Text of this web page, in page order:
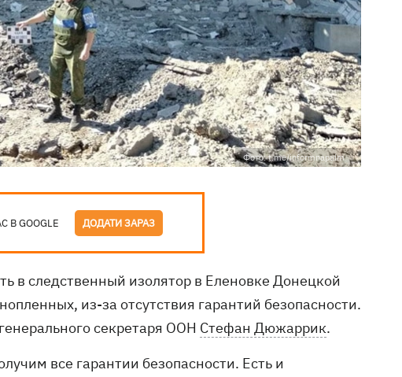
Фото: t.me/informnapalm
В GOOGLE ДОДАТИ ЗАРАЗ
следственный изолятор в Еленовке Донецкой
из-за отсутствия гарантий безопасности.
секретаря ООН Стефан Дюжаррик.
все гарантии безопасности. Есть и